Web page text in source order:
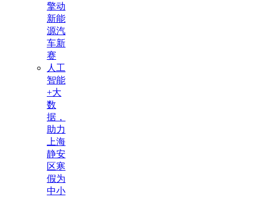
擎动
新能
源汽
车新
赛
人工
智能
+大
数
据，
助力
上海
静安
区寒
假为
中小